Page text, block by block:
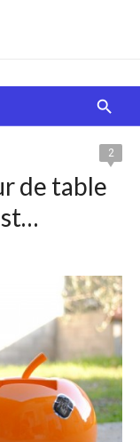
chocolats… On
!
2
de table